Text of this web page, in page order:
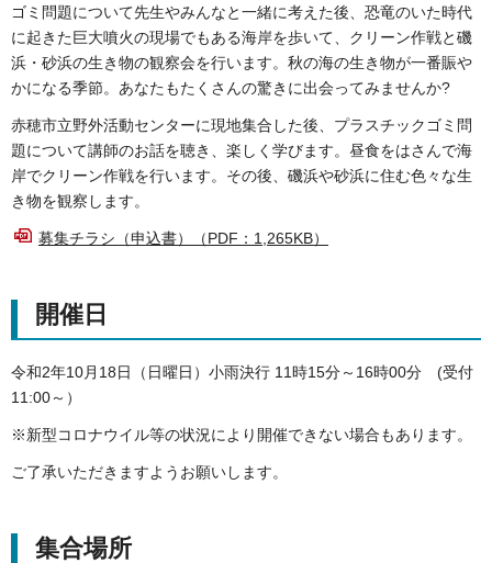
ゴミ問題について先生やみんなと一緒に考えた後、恐竜のいた時代
に起きた巨大噴火の現場でもある海岸を歩いて、クリーン作戦と磯
浜・砂浜の生き物の観察会を行います。秋の海の生き物が一番賑や
かになる季節。あなたもたくさんの驚きに出会ってみませんか?
赤穂市立野外活動センターに現地集合した後、プラスチックゴミ問
題について講師のお話を聴き、楽しく学びます。昼食をはさんで海
岸でクリーン作戦を行います。その後、磯浜や砂浜に住む色々な生
き物を観察します。
募集チラシ（申込書）（PDF：1,265KB）
開催日
令和2年10月18日（日曜日）小雨決行 11時15分～16時00分 (受付
11:00～）
※新型コロナウイル等の状況により開催できない場合もあります。
ご了承いただきますようお願いします。
集合場所